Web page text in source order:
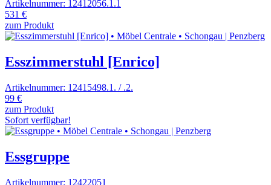
Artikelnummer: 12412056.1.1
531 €
zum Produkt
Esszimmerstuhl [Enrico]
Artikelnummer: 12415498.1. / .2.
99 €
zum Produkt
Sofort verfügbar!
Essgruppe
Artikelnummer: 12422051